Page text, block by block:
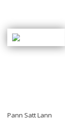
Pann Satt Lann